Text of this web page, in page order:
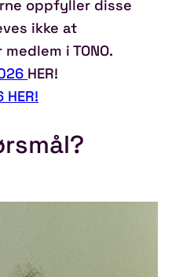
oppfyller disse
ikke at
i TONO.
HER!